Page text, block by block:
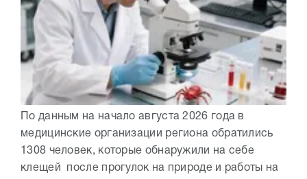
По данным на начало августа 2026 года в
медицинские организации региона обратились
1308 человек, которые обнаружили на себе
клещей после прогулок на природе и работы на